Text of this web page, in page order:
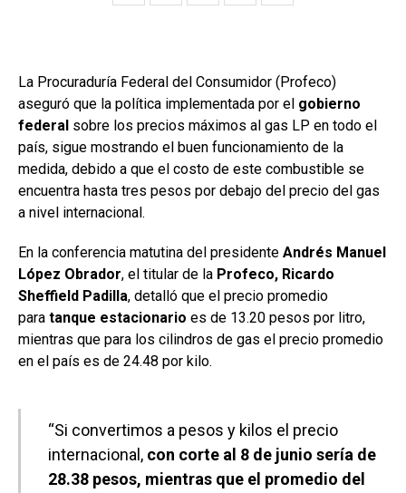
La Procuraduría Federal del Consumidor (Profeco)
aseguró que la política implementada por el gobierno
federal sobre los precios máximos al gas LP en todo el
país, sigue mostrando el buen funcionamiento de la
medida, debido a que el costo de este combustible se
encuentra hasta tres pesos por debajo del precio del gas
a nivel internacional.
En la conferencia matutina del presidente Andrés Manuel
López Obrador, el titular de la Profeco, Ricardo
Sheffield Padilla, detalló que el precio promedio
para tanque estacionario es de 13.20 pesos por litro,
mientras que para los cilindros de gas el precio promedio
en el país es de 24.48 por kilo.
“Si convertimos a pesos y kilos el precio
internacional, con corte al 8 de junio sería de
28.38 pesos, mientras que el promedio del